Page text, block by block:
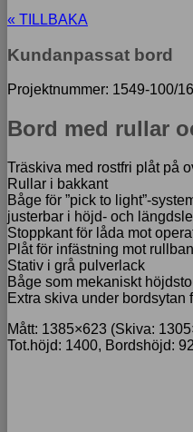
« TILLBAKA
Kundanpassat bord
Projektnummer: 1549-100/
Bord med rullar
Träskiva med rostfri plåt på
Rullar i bakkant
Båge för ”pick to light”-
justerbar i höjd- och
Stoppkant för låda mot
Plåt för infästning mot
Stativ i grå pulverlack
Båge som mekaniskt
Extra skiva under bordsytan
Mått: 1385×623 (Skiva:
Tot.höjd: 1400, Bordshöjd: